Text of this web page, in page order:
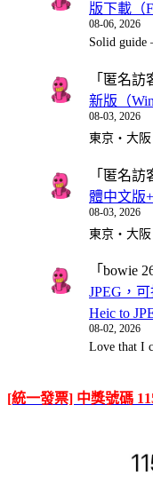
版下載（
08-06, 2026
Solid
「 匿名訪
新版（
08-03, 2026
東京・大
「 匿名訪
體中文版
08-03, 2026
東京・大
「 bowie
JPEG，
Heic to
08-02, 2026
Love that I
[統一發票] 中獎號碼